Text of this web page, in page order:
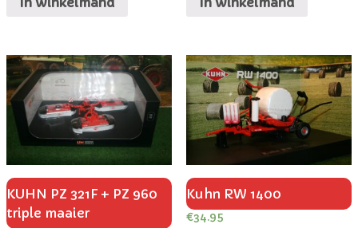
KUHN PZ 321F + PZ 960
triple maaier
Kuhn RW 1400
€34.95